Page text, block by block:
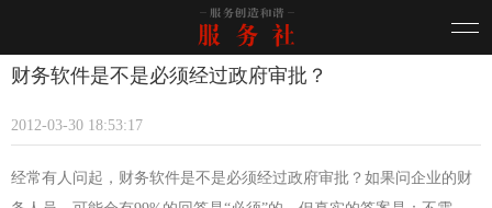
财务软件是不是必须经过政府审批？
2012-03-30 18:53:17
经常有人问起，财务软件是不是必须经过政府审批？如果问企业的财